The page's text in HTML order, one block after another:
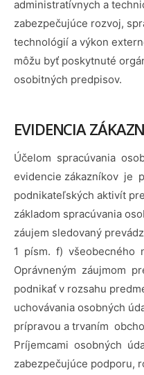
administratívnych a
zabezpečujúce rozvoj,
technológií a výkon
môžu byť poskytnuté
osobitných predpisov.
EVIDENCIA
Účelom spracúvania
evidencie zákazníkov je
podnikateľských aktivít
základom spracúvania
záujem sledovaný
1 písm. f) všeobecného
Oprávneným záujmom
podnikať v rozsahu
uchovávania osobných
prípravou a trvaním
Príjemcami osobných
zabezpečujúce podporu,